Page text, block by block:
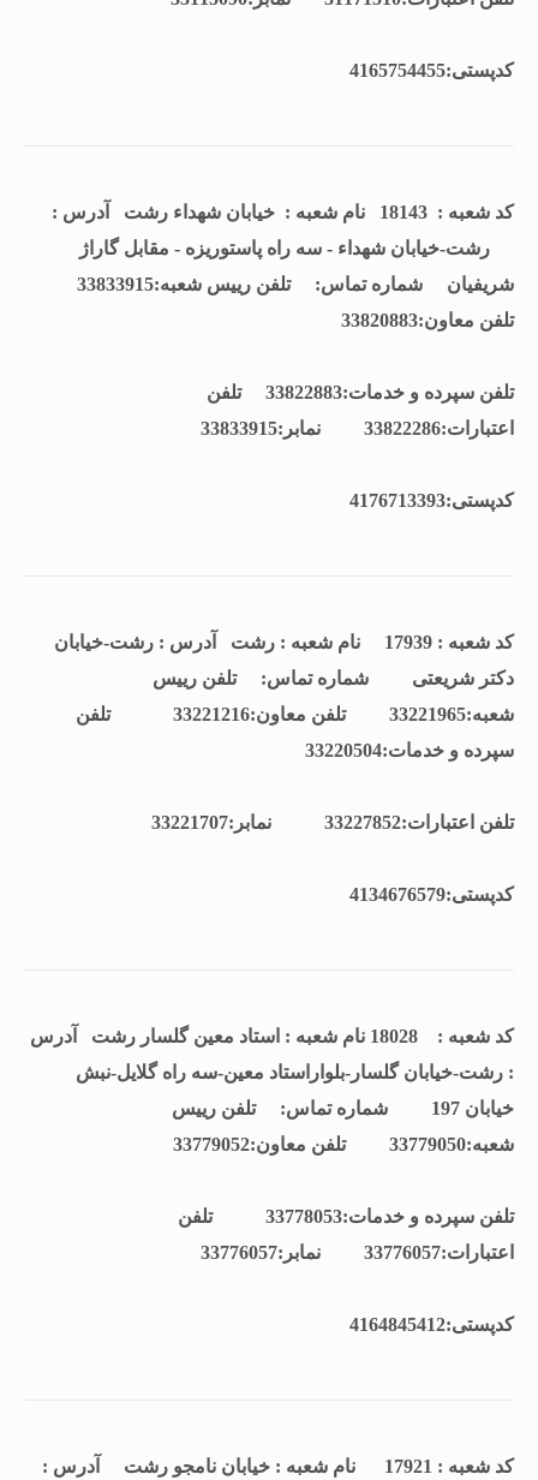
كدپستی:4165754455
کد شعبه : 18143 نام شعبه : خیابان شهداء رشت آدرس :
رشت-خیابان شهداء - سه راه پاستوریزه - مقابل گاراژ
شریفیان شماره تماس:
تلفن رييس شعبه:33833915
تلفن معاون:33820883
تلفن سپرده و خدمات:33822883 تلفن
اعتبارات:33822286 نمابر:33833915
كدپستی:4176713393
کد شعبه : 17939 نام شعبه : رشت آدرس : رشت-خیابان
دکتر شریعتی شماره تماس: تلفن رييس
شعبه:33221965 تلفن معاون:33221216 تلفن
سپرده و خدمات:33220504
تلفن اعتبارات:33227852 نمابر:33221707
كدپستی:4134676579
کد شعبه : 18028 نام شعبه : استاد معین گلسار رشت آدرس
: رشت-خیابان گلسار-بلواراستاد معین-سه راه گلایل-نبش
خیابان 197 شماره تماس: تلفن رييس
شعبه:33779050 تلفن معاون:33779052
تلفن سپرده و خدمات:33778053 تلفن
اعتبارات:33776057 نمابر:33776057
كدپستی:4164845412
کد شعبه : 17921 نام شعبه : خیابان نامجو رشت آدرس :